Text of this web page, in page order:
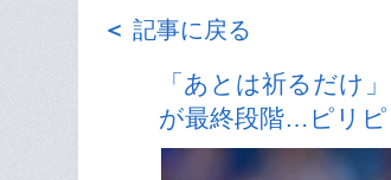
＜ 記事に戻る
「あとは祈るだけ
が最終段階…ピリピ